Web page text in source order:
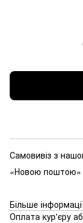
Самовивіз з
«Новою поштою»
Більше
Оплата кур'єру